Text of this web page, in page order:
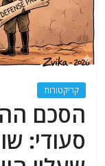
קריקטורות
הסכם
סעודי: